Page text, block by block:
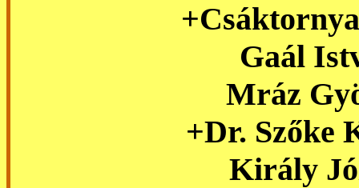
Gaál
Mráz
+Dr. Szőke
Király